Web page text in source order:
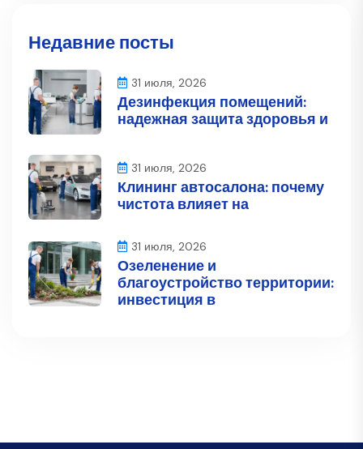
Недавние посты
31 июля, 2026
Дезинфекция помещений:
надежная защита здоровья и
31 июля, 2026
Клининг автосалона: почему
чистота влияет на
31 июля, 2026
Озеленение и
благоустройство территории:
инвестиция в